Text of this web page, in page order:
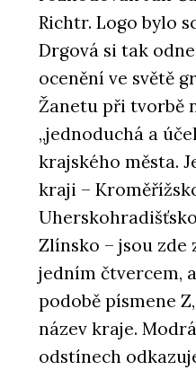
Richtr. Logo bylo
Drgová si tak
ocenění ve světě
Žanetu při tvorbě
„jednoduchá a
krajského města.
kraji –
Zlínsko – jsou zde
jedním čtvercem,
podobě písmene
název kraje.
odstínech